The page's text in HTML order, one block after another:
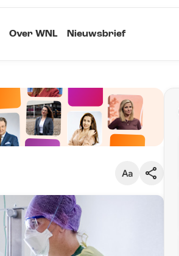
Over WNL Nieuwsbrief
Groot